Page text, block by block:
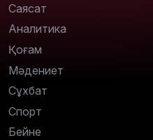
Саясат
Аналитика
Қоғам
Мәдениет
Сұхбат
Спорт
Бейне